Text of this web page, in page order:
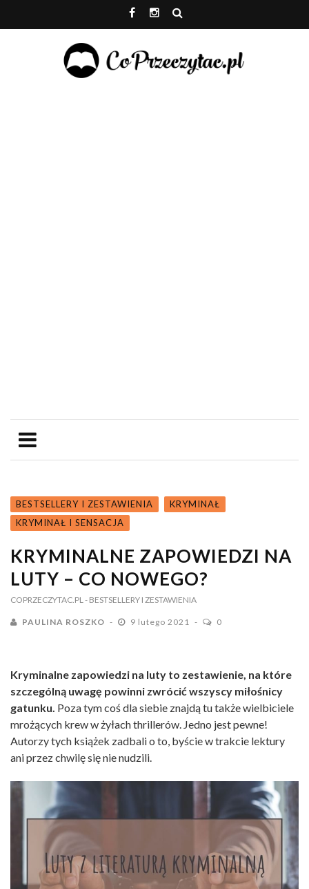
BESTSELLERY I ZESTAWIENIA
KRYMINAŁ
KRYMINAŁ I SENSACJA
KRYMINALNE ZAPOWIEDZI NA
LUTY – CO NOWEGO?
COPRZECZYTAC.PL - BESTSELLERY I ZESTAWIENIA
PAULINA ROSZKO 9 lutego 2021 0
Kryminalne zapowiedzi na luty to zestawienie, na które
szczególną uwagę powinni zwrócić wszyscy miłośnicy
gatunku. Poza tym coś dla siebie znajdą tu także wielbiciele
mrożących krew w żyłach thrillerów. Jedno jest pewne!
Autorzy tych książek zadbali o to, byście w trakcie lektury
ani przez chwilę się nie nudzili.